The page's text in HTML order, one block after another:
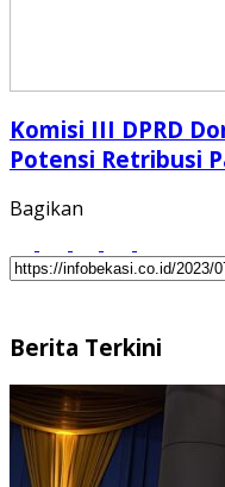
Komisi III DPRD
Potensi Retribusi
Bagikan
Berita Terkini